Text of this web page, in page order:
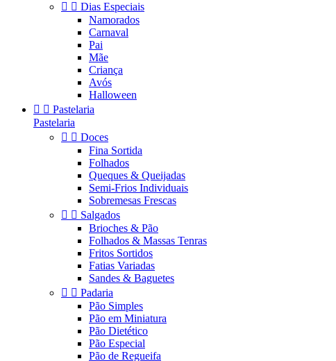
  Dias Especiais
Namorados
Carnaval
Pai
Mãe
Criança
Avós
Halloween
  Pastelaria
Pastelaria
  Doces
Fina Sortida
Folhados
Queques & Queijadas
Semi-Frios Individuais
Sobremesas Frescas
  Salgados
Brioches & Pão
Folhados & Massas Tenras
Fritos Sortidos
Fatias Variadas
Sandes & Baguetes
  Padaria
Pão Simples
Pão em Miniatura
Pão Dietético
Pão Especial
Pão de Regueifa